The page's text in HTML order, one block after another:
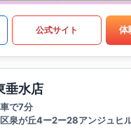
公式サイト 体
垂水店
で7分
泉が丘4ー2ー28アンジュヒ